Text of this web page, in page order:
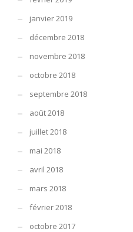
janvier 2019
décembre 2018
novembre 2018
octobre 2018
septembre 2018
août 2018
juillet 2018
mai 2018
avril 2018
mars 2018
février 2018
octobre 2017